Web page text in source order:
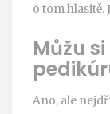
o tom hlasitě.
Můžu
Ano, ale